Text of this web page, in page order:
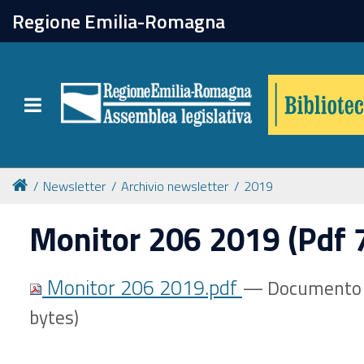
Regione Emilia-Romagna
Toggle navigation
chiudi
Catalogo online
Collezioni
Per approfondire
Appuntamenti
Newsletter Archivio newsletter 2019
Monitor 206 2019 (Pdf
Monitor 206 2019.pdf — Documento
bytes)